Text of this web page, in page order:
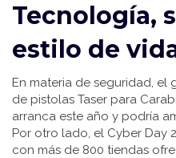
Tecnología,
estilo de
En materia de seguridad,
de pistolas Taser para
arranca este año y podría
Por otro lado, el Cyber Day
con más de 800 tiendas